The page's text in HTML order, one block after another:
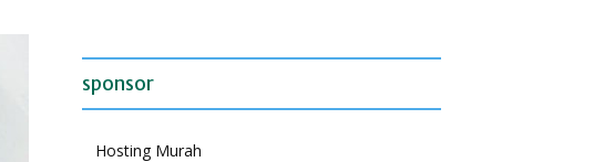
sponsor
Hosting Murah